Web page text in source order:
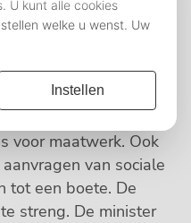
Zaken en
zorgen dat bij de
sociale zekerheid
vertrouwen in
voor maatwerk. Ook
van sociale
tot een boete. De
streng. De minister